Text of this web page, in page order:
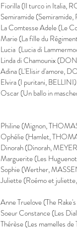
Fiorilla (Il turco in Italia,
Semiramide
La Comtesse Adele (Le
Marie (La fille du
Lucia (Lucia di
Linda di Chamounix
Adina (L'Elisir d'amore,
Elvira (I puritani, BELLINI)
Oscar (Un ballo in
Philine (Mignon,
Ophélie (Hamlet,
Dinorah (Dinorah,
Marguerite (Les
Sophie (Werther,
Juliette (Roémo et
Anne Truelove (The
Soeur Constance (Les
Thérèse (Les mamelles